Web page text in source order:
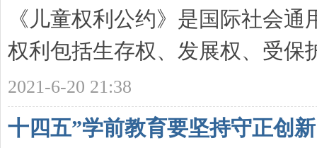
《儿童权利公约》是国际社会
权利包括生存权、发展权、受保
2021-6-20 21:38
十四五”学前教育要坚持守正创新